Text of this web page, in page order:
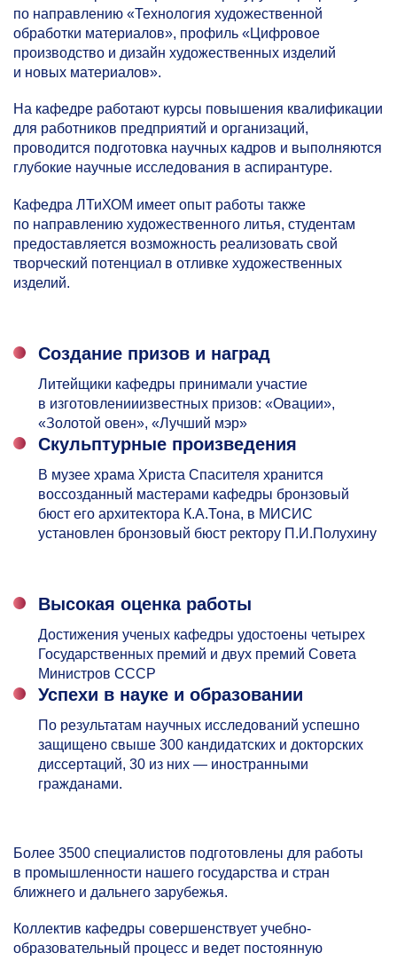
по направлению «Технология художественной
обработки материалов», профиль «Цифровое
производство и дизайн художественных изделий
и новых материалов».
На кафедре работают курсы повышения квалификации
для работников предприятий и организаций,
проводится подготовка научных кадров и выполняются
глубокие научные исследования в аспирантуре.
Кафедра ЛТиХОМ имеет опыт работы также
по направлению художественного литья, студентам
предоставляется возможность реализовать свой
творческий потенциал в отливке художественных
изделий.
Создание призов и наград
Литейщики кафедры принимали участие
в изготовленииизвестных призов: «Овации»,
«Золотой овен», «Лучший мэр»
Скульптурные произведения
В музее храма Христа Спасителя хранится
воссозданный мастерами кафедры бронзовый
бюст его архитектора К.А.Тона, в МИСИС
установлен бронзовый бюст ректору П.И.Полухину
Высокая оценка работы
Достижения ученых кафедры удостоены четырех
Государственных премий и двух премий Совета
Министров СССР
Успехи в науке и образовании
По результатам научных исследований успешно
защищено свыше 300 кандидатских и докторских
диссертаций, 30 из них — иностранными
гражданами.
Более 3500 специалистов подготовлены для работы
в промышленности нашего государства и стран
ближнего и дальнего зарубежья.
Коллектив кафедры совершенствует учебно-
образовательный процесс и ведет постоянную